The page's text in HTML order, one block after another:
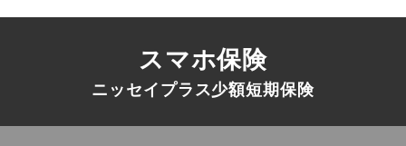
スマホ保険
ニッセイプラス少額短期保険